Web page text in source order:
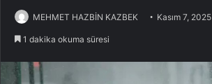
MEHMET HAZBİN KAZBEK Kasım 7, 2025
1 dakika okuma süresi